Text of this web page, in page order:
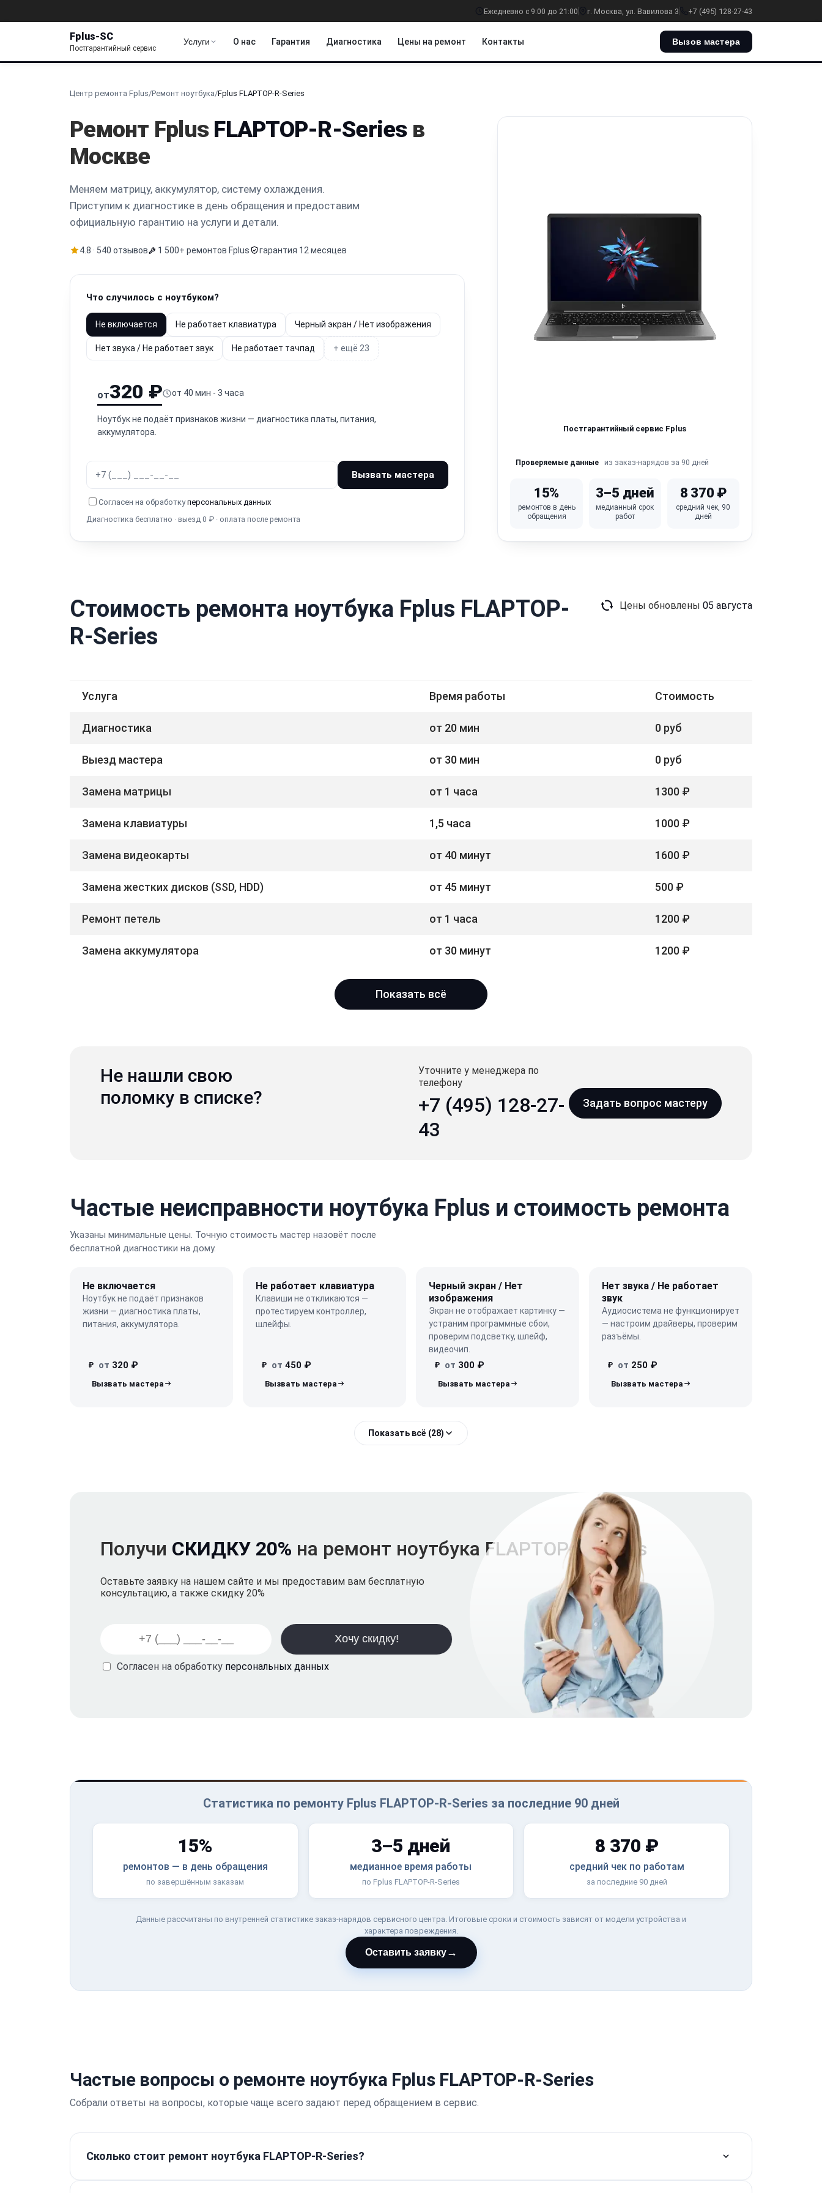
Ежедневно с 9:00 до 21:00 г. Москва, ул. Вавилова 3 +7 (495) 128-27-43
Fplus-SC
Постгарантийный сервис
Услуги О нас Гарантия Диагностика Цены на ремонт Контакты Вызов мастера
Центр ремонта Fplus/Ремонт ноутбука/Fplus FLAPTOP-R-Series
Ремонт Fplus FLAPTOP-R-Seriesв
Москве
Меняем матрицу, аккумулятор, систему охлаждения.
Приступим к диагностике в день обращения и предоставим
официальную гарантию на услуги и детали.
4.8 · 540 отзывов 1 500+ ремонтов Fplus гарантия 12 месяцев
Что случилось с ноутбуком?
Не включается Не работает клавиатура Черный экран / Нет изображения
Нет звука / Не работает звук Не работает тачпад + ещё 23
от320 ₽ от 40 мин - 3 часа
Ноутбук не подаёт признаков жизни — диагностика платы, питания,
аккумулятора.
Вызвать мастера
Согласен на обработкуперсональных данных
Диагностика бесплатно · выезд 0 ₽ · оплата после ремонта
Постгарантийный сервис Fplus
Проверяемые данные из заказ-нарядов за 90 дней
15%
ремонтов в день
обращения
3–5 дней
медианный срок
работ
8 370 ₽
средний чек, 90
дней
Стоимость ремонта ноутбука Fplus FLAPTOP-
R-Series
Цены обновлены 05 августа
Услуга Время работы Стоимость
Диагностика от 20 мин 0 руб
Выезд мастера от 30 мин 0 руб
Замена матрицы от 1 часа 1300 ₽
Замена клавиатуры 1,5 часа 1000 ₽
Замена видеокарты от 40 минут 1600 ₽
Замена жестких дисков (SSD, HDD) от 45 минут 500 ₽
Ремонт петель от 1 часа 1200 ₽
Замена аккумулятора от 30 минут 1200 ₽
Показать всё
Не нашли свою
поломку в списке?
Уточните у менеджера по
телефону
+7 (495) 128-27-
43
Задать вопрос мастеру
Частые неисправности ноутбука Fplus и стоимость ремонта
Указаны минимальные цены. Точную стоимость мастер назовёт после
бесплатной диагностики на дому.
Не включается
Ноутбук не подаёт признаков
жизни — диагностика платы,
питания, аккумулятора.
₽ от 320 ₽
Не работает клавиатура
Клавиши не откликаются —
протестируем контроллер,
шлейфы.
₽ от 450 ₽
Черный экран / Нет
изображения
Экран не отображает картинку —
устраним программные сбои,
проверим подсветку, шлейф,
видеочип.
₽ от 300 ₽
Нет звука / Не работает
звук
Аудиосистема не функционирует
— настроим драйверы, проверим
разъёмы.
₽ от 250 ₽
Показать всё (28)
Получи СКИДКУ 20% на ремонт ноутбука FLAPTOP-R-Series
Оставьте заявку на нашем сайте и мы предоставим вам бесплатную
консультацию, а также скидку 20%
Согласен на обработку персональных данных
Статистика по ремонту Fplus FLAPTOP-R-Series за последние 90 дней
15%
ремонтов — в день обращения
по завершённым заказам
3–5 дней
медианное время работы
по Fplus FLAPTOP-R-Series
8 370 ₽
средний чек по работам
за последние 90 дней
Данные рассчитаны по внутренней статистике заказ-нарядов сервисного центра. Итоговые сроки и стоимость зависят от модели устройства и
характера повреждения.
Оставить заявку→
Частые вопросы о ремонте ноутбука Fplus FLAPTOP-R-Series
Собрали ответы на вопросы, которые чаще всего задают перед обращением в сервис.
Сколько стоит ремонт ноутбука FLAPTOP-R-Series?